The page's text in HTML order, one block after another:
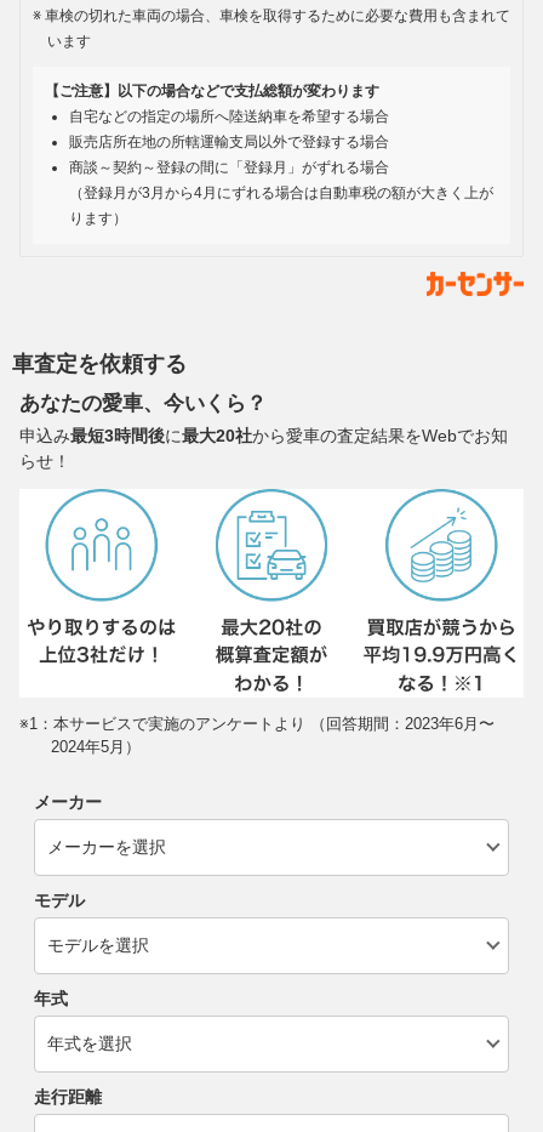
車検の切れた車両の場合、車検を取得するために必要な費用も含まれて
います
【ご注意】以下の場合などで支払総額が変わります
自宅などの指定の場所へ陸送納車を希望する場合
販売店所在地の所轄運輸支局以外で登録する場合
商談～契約～登録の間に「登録月」がずれる場合
（登録月が3月から4月にずれる場合は自動車税の額が大きく上が
ります）
車査定を依頼する
あなたの愛車、今いくら？
申込み最短3時間後に最大20社から愛車の査定結果をWebでお知
らせ！
※1：本サービスで実施のアンケートより （回答期間：2023年6月〜
2024年5月）
メーカー
モデル
年式
走行距離